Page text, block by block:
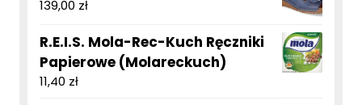
139,00 zł
R.E.I.S. Mola-Rec-Kuch Ręczniki
Papierowe (Molareckuch)
11,40 zł